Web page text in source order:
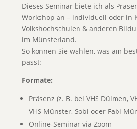
Dieses Seminar biete ich als
Workshop an – individuell oder in
Volkshochschulen & anderen
im Münsterland.
So können Sie wählen, was am
passt:
Formate:
Präsenz (z. B. bei VHS Dülmen,
VHS Münster, Sobi oder Fabi
Online-Seminar via Zoom